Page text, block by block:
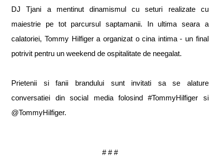
DJ Tjani a mentinut dinamismul cu seturi realizate cu
maiestrie pe tot parcursul saptamanii. In ultima seara a
calatoriei, Tommy Hilfiger a organizat o cina intima - un final
potrivit pentru un weekend de ospitalitate de neegalat.
Prietenii si fanii brandului sunt invitati sase alature
conversatiei din social media folosind#TommyHilfiger si
@TommyHilfiger.
# # #